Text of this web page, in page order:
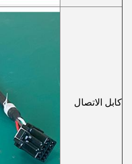
كابل الاتصال